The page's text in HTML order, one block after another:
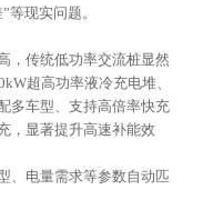
等现实问题。
，传统低功率交流桩显然
超高功率液冷充电堆、
多车型、支持高倍率快充
，显著提升高速补能效
、电量需求等参数自动匹